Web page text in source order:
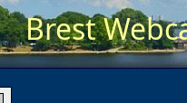
Brest